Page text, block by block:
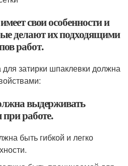
свои особенности и
делают их подходящими
работ.
затирки шпаклевки должна
выдерживать
при работе.
быть гибкой и легко